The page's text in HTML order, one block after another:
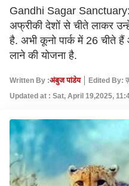
Gandhi Sagar Sanctuary:
अफ्रीकी देशों से चीते लाकर
है. अभी कूनो पार्क में 26 चीते
लाने की योजना है.
Written By :अंबुज पांडेय
Edited By:
Updated at : Sat, April 19,2025,